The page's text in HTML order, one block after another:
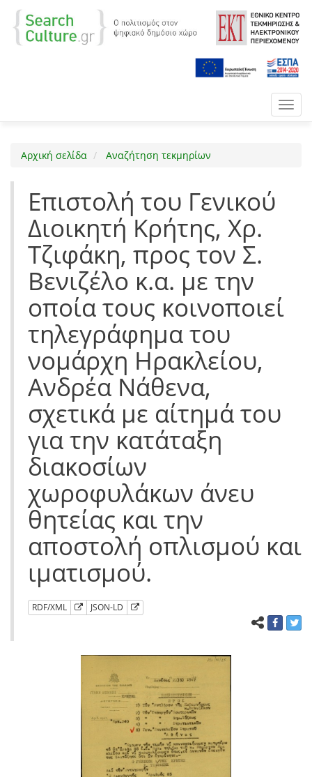
Αρχική σελίδα Αναζήτηση τεκμηρίων
Επιστολή του Γενικού
Διοικητή Κρήτης, Χρ.
Τζιφάκη, προς τον Σ.
Βενιζέλο κ.α. με την
οποία τους κοινοποιεί
τηλεγράφημα του
νομάρχη Ηρακλείου,
Ανδρέα Νάθενα,
σχετικά με αίτημά του
για την κατάταξη
διακοσίων
χωροφυλάκων άνευ
θητείας και την
αποστολή οπλισμού και
ιματισμού.
RDF/XML JSON-LD